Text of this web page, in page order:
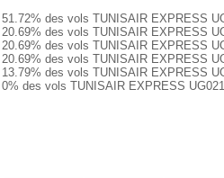
51.72% des vols TUNISAIR EXPRESS
20.69% des vols TUNISAIR EXPRESS
20.69% des vols TUNISAIR EXPRESS
20.69% des vols TUNISAIR EXPRESS
13.79% des vols TUNISAIR EXPRESS
0% des vols TUNISAIR EXPRESS